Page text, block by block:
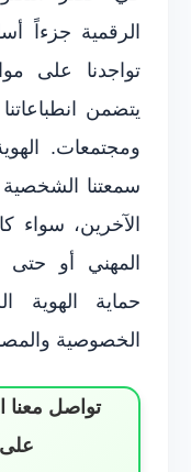
الرقمية جزءاً
تواجدنا على
يتضمن انطباعاتنا
ومجتمعات.
سمعتنا
الآخرين، سواء
المهني أو حتى
حماية الهوية
الخصوصية
تواصل معنا